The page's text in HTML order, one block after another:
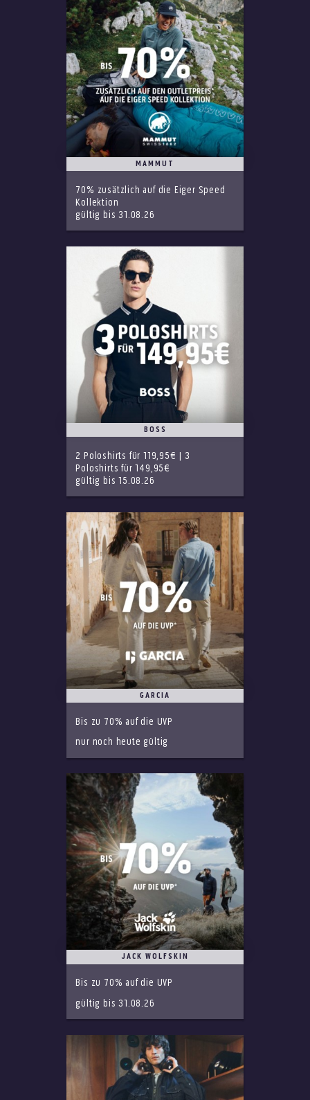
MAMMUT
70% zusätzlich auf die Eiger Speed
Kollektion
gültig bis 31.08.26
BOSS
2 Poloshirts für 119,95€ | 3
Poloshirts für 149,95€
gültig bis 15.08.26
GARCIA
Bis zu 70% auf die UVP
nur noch heute gültig
JACK WOLFSKIN
Bis zu 70% auf die UVP
gültig bis 31.08.26